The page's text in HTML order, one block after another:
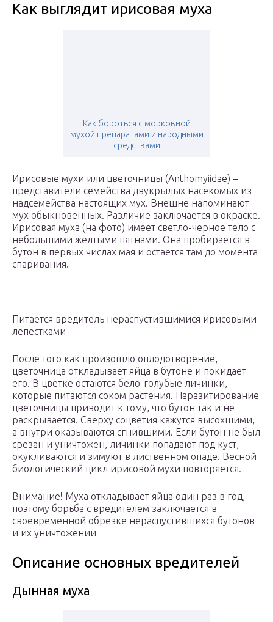
Как выглядит ирисовая муха
Как бороться с морковной
мухой препаратами и народными
средствами
Ирисовые мухи или цветочницы (Anthomyiidae) –
представители семейства двукрылых насекомых из
надсемейства настоящих мух. Внешне напоминают
мух обыкновенных. Различие заключается в окраске.
Ирисовая муха (на фото) имеет светло-черное тело с
небольшими желтыми пятнами. Она пробирается в
бутон в первых числах мая и остается там до момента
спаривания.
Питается вредитель нераспустившимися ирисовыми
лепестками
После того как произошло оплодотворение,
цветочница откладывает яйца в бутоне и покидает
его. В цветке остаются бело-голубые личинки,
которые питаются соком растения. Паразитирование
цветочницы приводит к тому, что бутон так и не
раскрывается. Сверху соцветия кажутся высохшими,
а внутри оказываются сгнившими. Если бутон не был
срезан и уничтожен, личинки попадают под куст,
окукливаются и зимуют в лиственном опаде. Весной
биологический цикл ирисовой мухи повторяется.
Внимание! Муха откладывает яйца один раз в год,
поэтому борьба с вредителем заключается в
своевременной обрезке нераспустившихся бутонов
и их уничтожении
Описание основных вредителей
Дынная муха